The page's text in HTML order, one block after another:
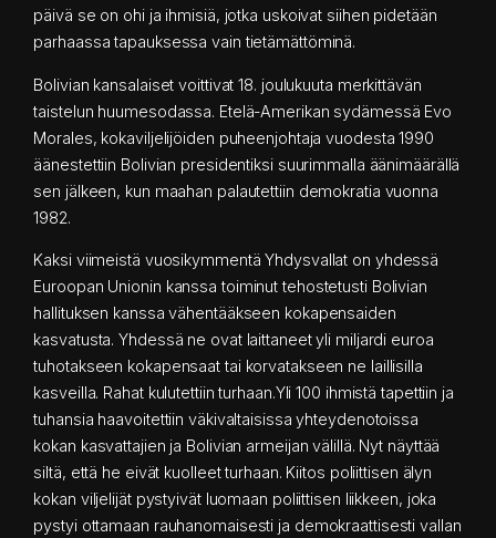
päivä se on ohi ja ihmisiä, jotka uskoivat siihen pidetään
parhaassa tapauksessa vain tietämättöminä.
Bolivian kansalaiset voittivat 18. joulukuuta merkittävän
taistelun huumesodassa. Etelä-Amerikan sydämessä Evo
Morales, kokaviljelijöiden puheenjohtaja vuodesta 1990
äänestettiin Bolivian presidentiksi suurimmalla äänimäärällä
sen jälkeen, kun maahan palautettiin demokratia vuonna
1982.
Kaksi viimeistä vuosikymmentä Yhdysvallat on yhdessä
Euroopan Unionin kanssa toiminut tehostetusti Bolivian
hallituksen kanssa vähentääkseen kokapensaiden
kasvatusta. Yhdessä ne ovat laittaneet yli miljardi euroa
tuhotakseen kokapensaat tai korvatakseen ne laillisilla
kasveilla. Rahat kulutettiin turhaan.Yli 100 ihmistä tapettiin ja
tuhansia haavoitettiin väkivaltaisissa yhteydenotoissa
kokan kasvattajien ja Bolivian armeijan välillä. Nyt näyttää
siltä, että he eivät kuolleet turhaan. Kiitos poliittisen älyn
kokan viljelijät pystyivät luomaan poliittisen liikkeen, joka
pystyi ottamaan rauhanomaisesti ja demokraattisesti vallan